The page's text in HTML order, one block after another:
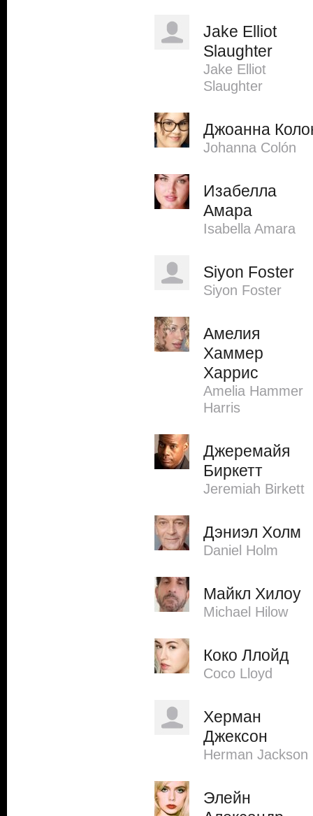
Jake Elliot
Slaughter
Jake Elliot
Slaughter
Джоанна
Johanna Colón
Изабелла
Амара
Isabella Amara
Siyon Foster
Siyon Foster
Амелия
Хаммер
Харрис
Amelia Hammer
Harris
Джеремайя
Биркетт
Jeremiah Birkett
Дэниэл Холм
Daniel Holm
Майкл Хилоу
Michael Hilow
Коко Ллойд
Coco Lloyd
Херман
Джексон
Herman Jackson
Элейн